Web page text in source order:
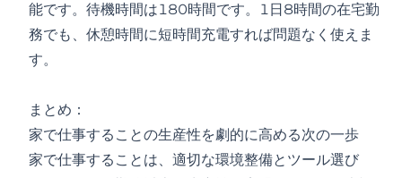
能です。待機時間は180時間です。1日8時間の在宅勤
務でも、休憩時間に短時間充電すれば問題なく使えま
す。
まとめ：
家で仕事することの生産性を劇的に高める次の一歩
家で仕事することは、適切な環境整備とツール選び